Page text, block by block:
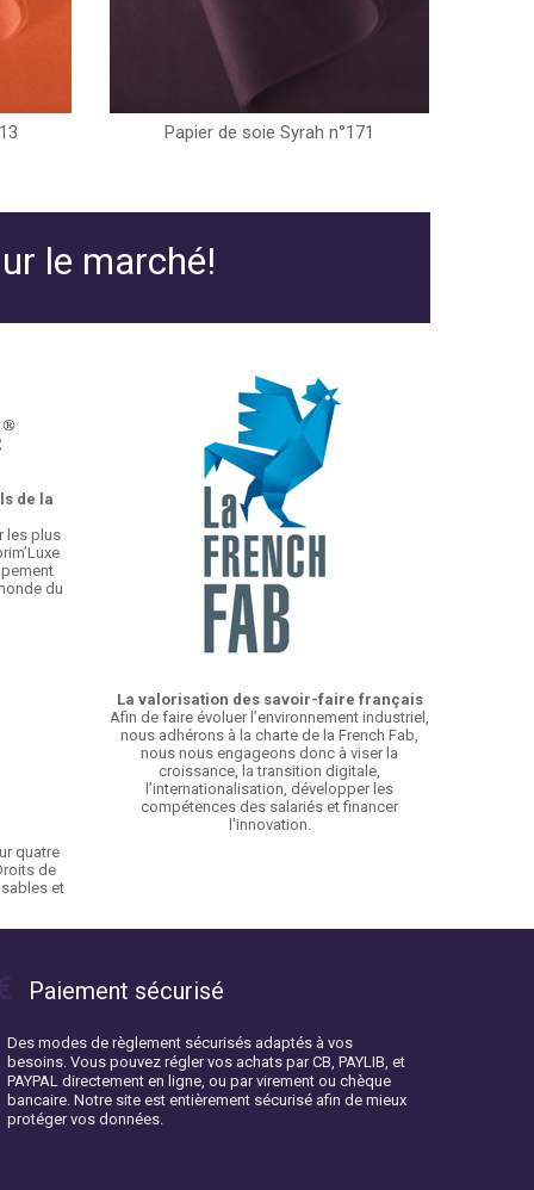
Papier de soie Syrah n°171
le marché!
de la
les plus
du
quatre
de
et
La valorisation des savoir-faire français
Afin de faire évoluer l’environnement industriel,
nous adhérons à la charte de la French Fab,
nous nous engageons donc à viser la
croissance, la transition digitale,
l’internationalisation, développer les
compétences des salariés et financer
l'innovation.
Paiement sécurisé
Des modes de règlement sécurisés adaptés à vos
besoins. Vous pouvez régler vos achats par CB, PAYLIB, et
PAYPAL directement en ligne, ou par virement ou chèque
bancaire. Notre site est entièrement sécurisé afin de mieux
protéger vos données.